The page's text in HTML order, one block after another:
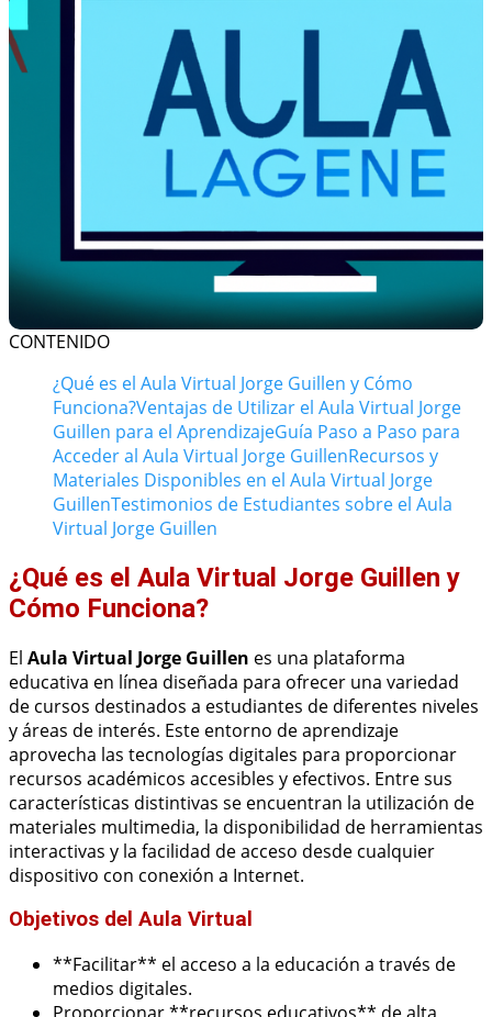
CONTENIDO
¿Qué es el Aula Virtual Jorge Guillen y Cómo
Funciona?Ventajas de Utilizar el Aula Virtual Jorge
Guillen para el AprendizajeGuía Paso a Paso para
Acceder al Aula Virtual Jorge GuillenRecursos y
Materiales Disponibles en el Aula Virtual Jorge
GuillenTestimonios de Estudiantes sobre el Aula
Virtual Jorge Guillen
¿Qué es el Aula Virtual Jorge Guillen y
Cómo Funciona?
El Aula Virtual Jorge Guillen es una plataforma
educativa en línea diseñada para ofrecer una variedad
de cursos destinados a estudiantes de diferentes niveles
y áreas de interés. Este entorno de aprendizaje
aprovecha las tecnologías digitales para proporcionar
recursos académicos accesibles y efectivos. Entre sus
características distintivas se encuentran la utilización de
materiales multimedia, la disponibilidad de herramientas
interactivas y la facilidad de acceso desde cualquier
dispositivo con conexión a Internet.
Objetivos del Aula Virtual
**Facilitar** el acceso a la educación a través de
medios digitales.